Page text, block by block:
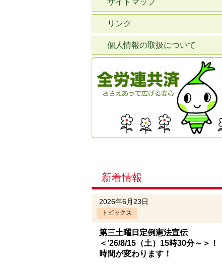
サイトマップ
リンク
個人情報の取扱について
新着情報
2026年6月23日
トピックス
第三土曜日定例憲法宣伝
＜’26/8/15（土）15時30分～＞！
時間が変わります！